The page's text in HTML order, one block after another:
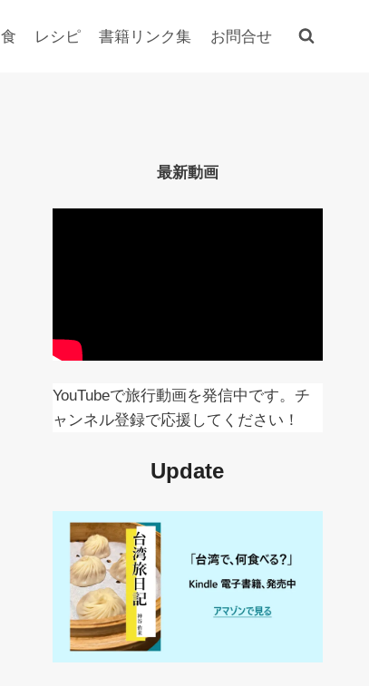
食 レシピ 書籍リンク集 お問合せ
最新動画
YouTubeで旅行動画を発信中です。チ
ャンネル登録で応援してください！
Update